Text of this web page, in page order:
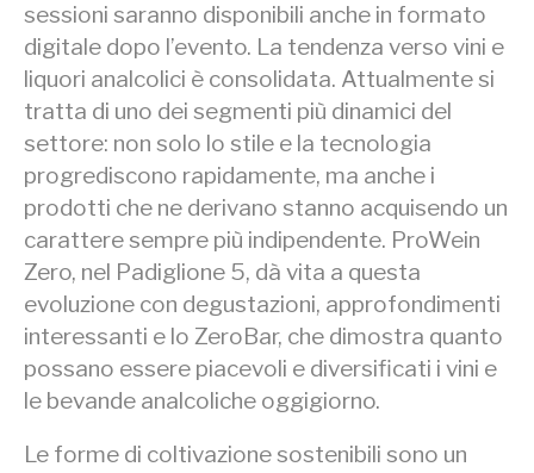
sessioni saranno disponibili anche in formato
digitale dopo l’evento. La tendenza verso vini e
liquori analcolici è consolidata. Attualmente si
tratta di uno dei segmenti più dinamici del
settore: non solo lo stile e la tecnologia
progrediscono rapidamente, ma anche i
prodotti che ne derivano stanno acquisendo un
carattere sempre più indipendente. ProWein
Zero, nel Padiglione 5, dà vita a questa
evoluzione con degustazioni, approfondimenti
interessanti e lo ZeroBar, che dimostra quanto
possano essere piacevoli e diversificati i vini e
le bevande analcoliche oggigiorno.
Le forme di coltivazione sostenibili sono un